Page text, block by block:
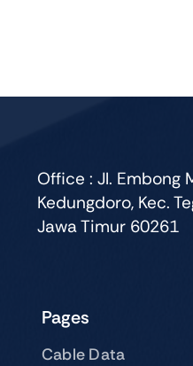
Office : Jl. Embong
Kedungdoro, Kec.
Jawa Timur 60261
Pages
Cable Data